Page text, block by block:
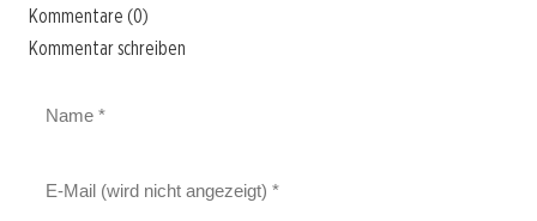
Kommentare (0)
Kommentar schreiben